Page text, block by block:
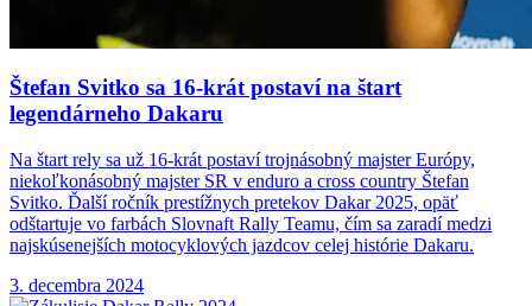
Štefan Svitko sa 16-krát postaví na štart
legendárneho Dakaru
Na štart rely sa už 16-krát postaví trojnásobný majster Európy,
niekoľkonásobný majster SR v enduro a cross country Štefan
Svitko. Ďalší ročník prestížnych pretekov Dakar 2025, opäť
odštartuje vo farbách Slovnaft Rally Teamu, čím sa zaradí medzi
najskúsenejších motocyklových jazdcov celej histórie Dakaru.
3. decembra 2024